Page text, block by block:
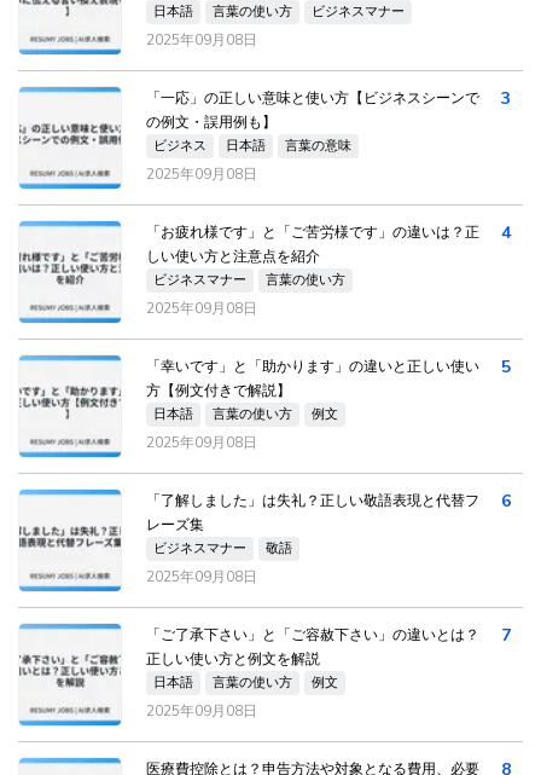
日本語 言葉の使い方 ビジネスマナー
2025年09月08日
「一応」の正しい意味と使い方【ビジネスシーンで
の例文・誤用例も】
ビジネス 日本語 言葉の意味
2025年09月08日
3
「お疲れ様です」と「ご苦労様です」の違いは？正
しい使い方と注意点を紹介
ビジネスマナー 言葉の使い方
2025年09月08日
4
「幸いです」と「助かります」の違いと正しい使い
方【例文付きで解説】
日本語 言葉の使い方 例文
2025年09月08日
5
「了解しました」は失礼？正しい敬語表現と代替フ
レーズ集
ビジネスマナー 敬語
2025年09月08日
6
「ご了承下さい」と「ご容赦下さい」の違いとは？
正しい使い方と例文を解説
日本語 言葉の使い方 例文
2025年09月08日
7
医療費控除とは？申告方法や対象となる費用、必要
8